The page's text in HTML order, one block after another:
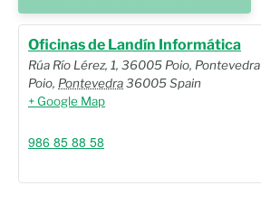
Oficinas de Landín Informática
Rúa Río Lérez, 1, 36005 Poio, Pontevedra
Poio, Pontevedra36005Spain
+ Google Map
986 85 88 58